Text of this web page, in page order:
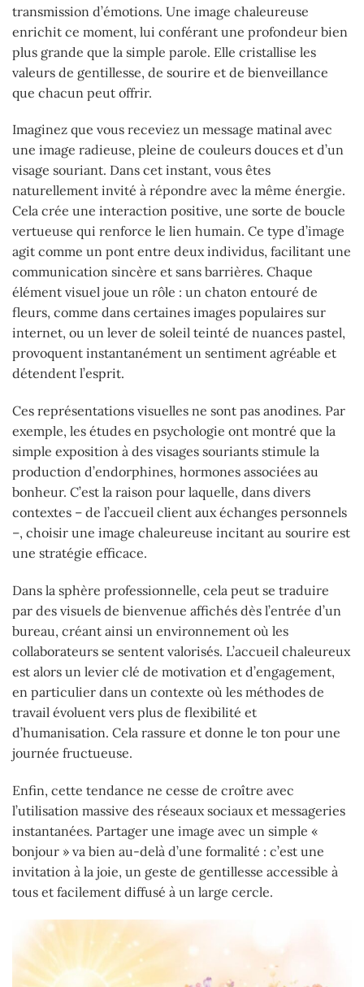
transmission d’émotions. Une image chaleureuse
enrichit ce moment, lui conférant une profondeur bien
plus grande que la simple parole. Elle cristallise les
valeurs de gentillesse, de sourire et de bienveillance
que chacun peut offrir.
Imaginez que vous receviez un message matinal avec
une image radieuse, pleine de couleurs douces et d’un
visage souriant. Dans cet instant, vous êtes
naturellement invité à répondre avec la même énergie.
Cela crée une interaction positive, une sorte de boucle
vertueuse qui renforce le lien humain. Ce type d’image
agit comme un pont entre deux individus, facilitant une
communication sincère et sans barrières. Chaque
élément visuel joue un rôle : un chaton entouré de
fleurs, comme dans certaines images populaires sur
internet, ou un lever de soleil teinté de nuances pastel,
provoquent instantanément un sentiment agréable et
détendent l’esprit.
Ces représentations visuelles ne sont pas anodines. Par
exemple, les études en psychologie ont montré que la
simple exposition à des visages souriants stimule la
production d’endorphines, hormones associées au
bonheur. C’est la raison pour laquelle, dans divers
contextes – de l’accueil client aux échanges personnels
–, choisir une image chaleureuse incitant au sourire est
une stratégie efficace.
Dans la sphère professionnelle, cela peut se traduire
par des visuels de bienvenue affichés dès l’entrée d’un
bureau, créant ainsi un environnement où les
collaborateurs se sentent valorisés. L’accueil chaleureux
est alors un levier clé de motivation et d’engagement,
en particulier dans un contexte où les méthodes de
travail évoluent vers plus de flexibilité et
d’humanisation. Cela rassure et donne le ton pour une
journée fructueuse.
Enfin, cette tendance ne cesse de croître avec
l’utilisation massive des réseaux sociaux et messageries
instantanées. Partager une image avec un simple «
bonjour » va bien au-delà d’une formalité : c’est une
invitation à la joie, un geste de gentillesse accessible à
tous et facilement diffusé à un large cercle.